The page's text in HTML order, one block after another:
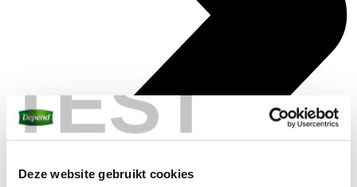
TEST
Deze website gebruikt cookies​